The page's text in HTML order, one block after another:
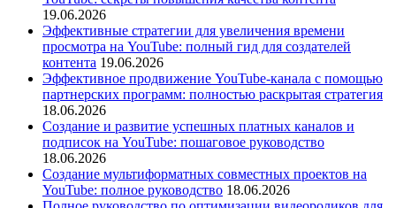
19.06.2026
Эффективные стратегии для увеличения времени
просмотра на YouTube: полный гид для создателей
контента 19.06.2026
Эффективное продвижение YouTube-канала с помощью
партнерских программ: полностью раскрытая стратегия
18.06.2026
Создание и развитие успешных платных каналов и
подписок на YouTube: пошаговое руководство
18.06.2026
Создание мультиформатных совместных проектов на
YouTube: полное руководство 18.06.2026